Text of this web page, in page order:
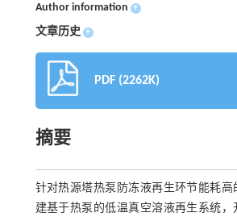
Author information +
文章历史 +
PDF (2262K)
摘要
针对热源塔热泵防冻液再生环节能耗高
建基于热泵的低温真空溶液再生系统，